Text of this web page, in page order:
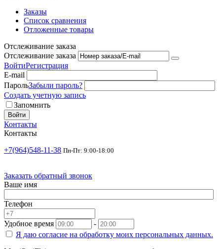
Заказы
Список сравнения
Отложенные товары
Отслеживание заказа
Отслеживание заказа
ВойтиРегистрация
E-mail
ПарольЗабыли пароль?
Создать учетную запись
Запомнить
Войти
Контакты
Контакты
+7(964)548-11-38 Пн-Пт: 9:00-18:00
Заказать обратный звонок
Ваше имя
Телефон
Удобное время
-
Я даю согласие на обработку моих персональных данных.